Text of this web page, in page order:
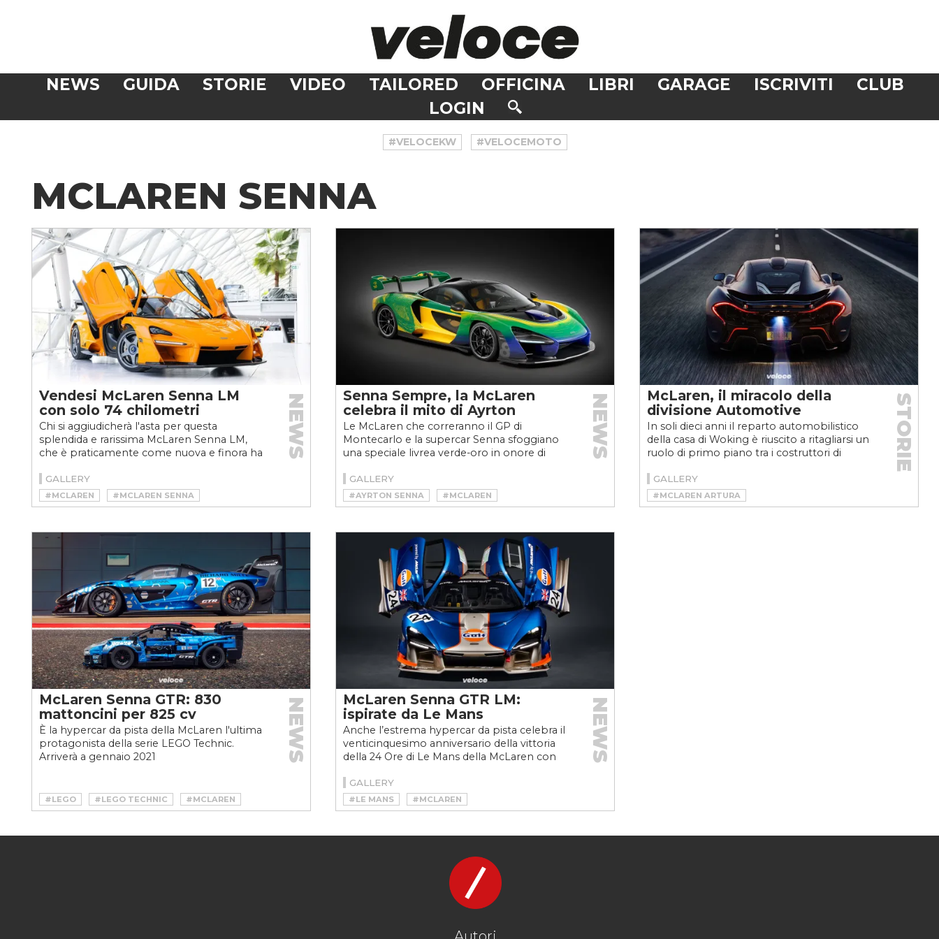
NEWS GUIDA STORIE VIDEO TAILORED OFFICINA LIBRI GARAGE ISCRIVITI
CLUB
LOGIN
#VELOCEKW #VELOCEMOTO
MCLAREN SENNA
Vendesi McLaren Senna LM
con solo 74 chilometri
Chi si aggiudicherà l'asta per questa
splendida e rarissima McLaren Senna LM,
che è praticamente come nuova e finora ha
NEWS
GALLERY
#MCLAREN
#MCLAREN SENNA
#MCLAREN SENNA LM
Senna Sempre, la McLaren
celebra il mito di Ayrton
Le McLaren che correranno il GP di
Montecarlo e la supercar Senna sfoggiano
una speciale livrea verde-oro in onore di
NEWS
GALLERY
#AYRTON SENNA
#MCLAREN
#MCLAREN SENNA
McLaren, il miracolo della
divisione Automotive
In soli dieci anni il reparto automobilistico
della casa di Woking è riuscito a ritagliarsi un
ruolo di primo piano tra i costruttori di
STORIE
GALLERY
#MCLAREN ARTURA
#MCLAREN AUTOMOTIVE
#MCLAREN F1
McLaren Senna GTR: 830
mattoncini per 825 cv
È la hypercar da pista della McLaren l'ultima
protagonista della serie LEGO Technic.
Arriverà a gennaio 2021
NEWS
#LEGO #LEGO TECHNIC
#MCLAREN
#MCLAREN SENNA
#MCLAREN SENNA GTR
McLaren Senna GTR LM:
ispirate da Le Mans
Anche l’estrema hypercar da pista celebra il
venticinquesimo anniversario della vittoria
della 24 Ore di Le Mans della McLaren con
NEWS
GALLERY
#LE MANS
#MCLAREN
#MCLAREN F1 GTR
#MCLAREN F1 GTR LM